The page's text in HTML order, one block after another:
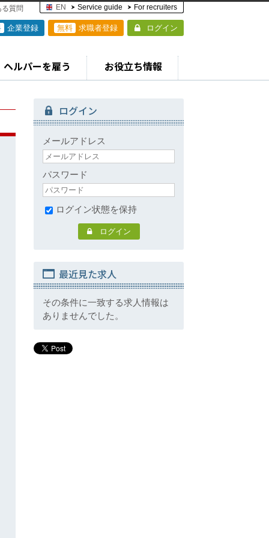
る質問
企業登録 無料 求職者登録 ログイン
EN Service guide For recruiters
ヘルパーを雇う お役立ち情報
ログイン
メールアドレス
パスワード
ログイン状態を保持
最近見た求人
その条件に一致する求人情報は
ありませんでした。